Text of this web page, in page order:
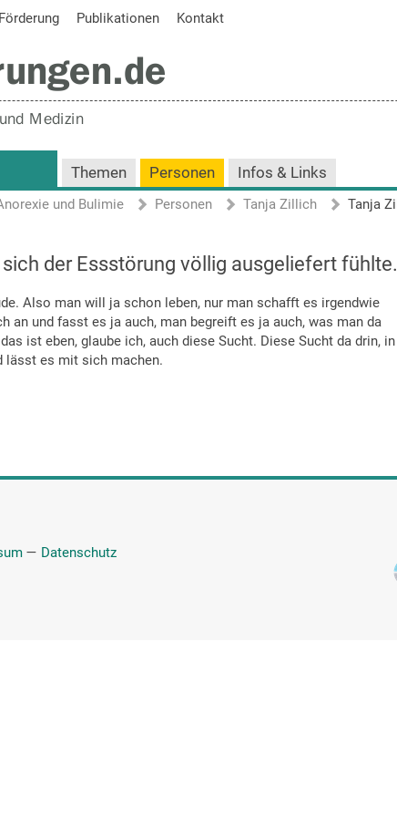
Förderung Publikationen Kontakt
Themen Personen Infos & Links
und Bulimie Personen Tanja Zillich
der Essstörung völlig ausgeliefert fühlte.
Also man will ja schon leben, nur man schafft es irgendwie
an und fasst es ja auch, man begreift es ja auch, was man da
ist eben, glaube ich, auch diese Sucht. Diese Sucht da drin, in
lässt es mit sich machen.
— Datenschutz